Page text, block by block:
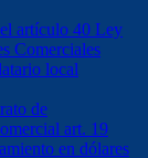
artículo 40 Ley
Comerciales
local
de
art. 19
en dólares